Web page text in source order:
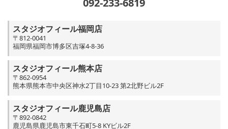
092-233-6819
スタジオフィール福岡店
〒812-0041
福岡県福岡市博多区吉塚4-8-36
スタジオフィール熊本店
〒862-0954
熊本県熊本市中央区神水2丁目10-23 第2北野ビル2F
スタジオフィール鹿児島店
〒892-0842
鹿児島県鹿児島市東千石町5-8 KYビル2F